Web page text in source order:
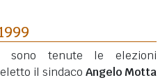
tenute le elezioni
il sindaco Angelo Motta